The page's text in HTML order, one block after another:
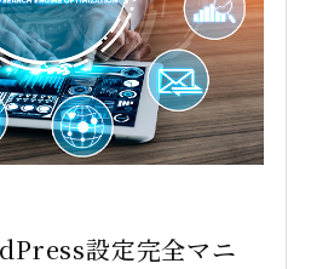
設定完全マニ